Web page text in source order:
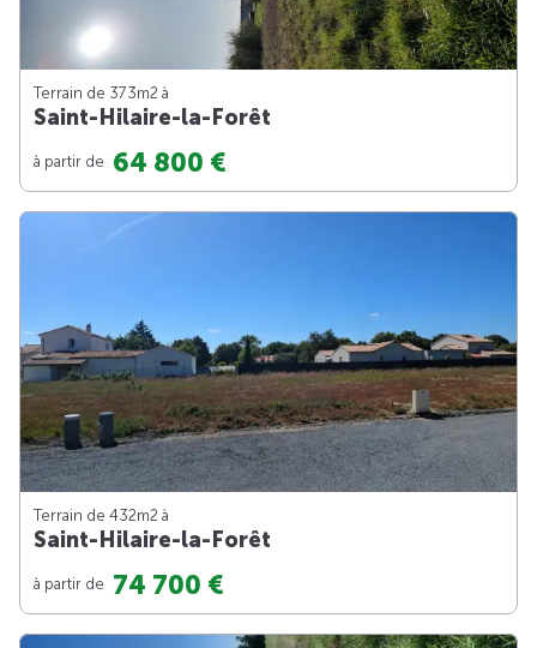
Terrain de 373m2 à
Saint-Hilaire-la-Forêt
à partir de 64 800 €
Terrain de 432m2 à
Saint-Hilaire-la-Forêt
à partir de 74 700 €